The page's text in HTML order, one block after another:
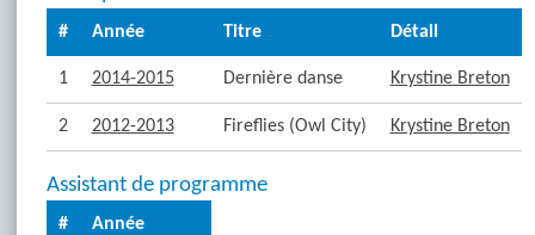
# Année Titre Détail
1 2014-2015 Dernière danse Krystine Breton
2 2012-2013 Fireflies (Owl City) Krystine Breton
Assistant de programme
# Année